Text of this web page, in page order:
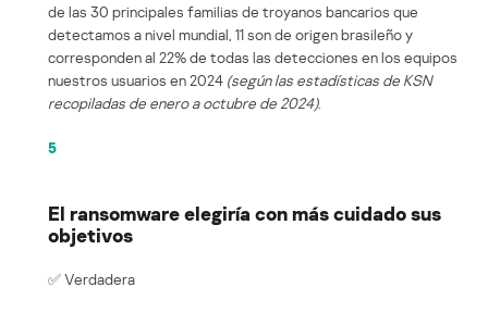
de las 30 principales familias de troyanos bancarios que
detectamos a nivel mundial, 11 son de origen brasileño y
corresponden al 22% de todas las detecciones en los equipos
nuestros usuarios en 2024 (según las estadísticas de KSN
recopiladas de enero a octubre de 2024).
5
El ransomware elegiría con más cuidado sus
objetivos
✅ Verdadera